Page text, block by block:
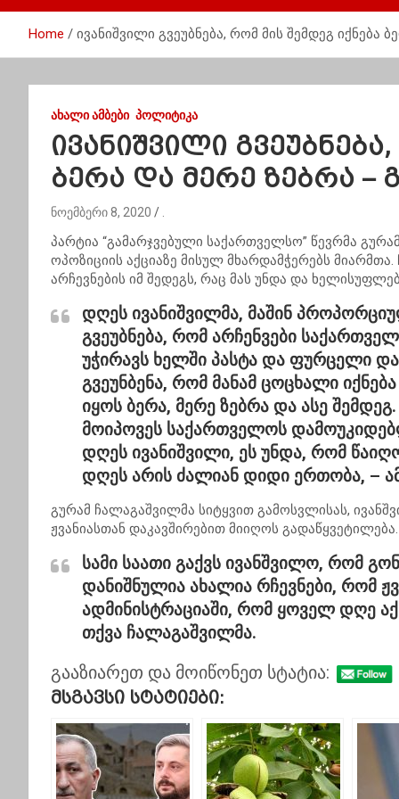
Home ივანიშვილი გვეუბნება, რომ მის შემდეგ იქნება
ᲐᲮᲐᲚᲘ ᲐᲛᲑᲔᲑᲘ ᲞᲝᲚᲘᲢᲘᲙᲐ
ივანიშვილი
ბერა და მერე ზებრა –
ნოემბერი 8, 2020
პარტია “გამარჯვებული საქართველსო” წევრმა
ოპოზიციის აქციაზე მისულ მხარდამჭერებს
არჩევნების იმ შედეგს, რაც მას უნდა და
დღეს ივანიშვილმა, მაშინ
გვეუბნება, რომ არჩენვები
უჭირავს ხელში პასტა და ფურცელი
გვეუნბენა, რომ მანამ ცოცხალი
იყოს ბერა, მერე ზებრა და ასე
მოიპოვეს საქართველოს
დღეს ივანიშვილი, ეს უნდა, რომ
დღეს არის ძალიან დიდი ერთობა, –
გურამ ჩალაგაშვილმა სიტყვით გამოსვლისას,
ჟვანიასთან დაკავშირებით მიიღოს გადაწყვეტილება.
სამი საათი გაქვს ივანშვილო, რომ
დანიშნულია ახალია რჩევნები, რომ
ადმინისტრაციაში, რომ ყოველ დღე
თქვა ჩალაგაშვილმა.
გააზიარეთ და მოიწონეთ სტატია:
Მსგავსი Სტატიები: